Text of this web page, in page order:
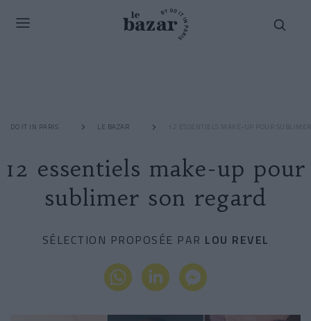
DO IT IN PARIS LE BAZAR 12 ESSENTIELS MAKE-UP POUR
12 essentiels make-up pour
sublimer son regard
SÉLECTION PROPOSÉE PAR LOU REVEL